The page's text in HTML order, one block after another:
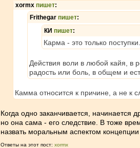
xormx пишет:
Frithegar пишет:
КИ пишет:
Карма - это только поступки.
Действия воли в любой кайя, в
радость или боль, в общем и
Камма относится к причине, а не к
Когда одно заканчивается,
но она сама - его следствие. В тоже
назвать моральным аспектом
Ответы на этот пост: xormx